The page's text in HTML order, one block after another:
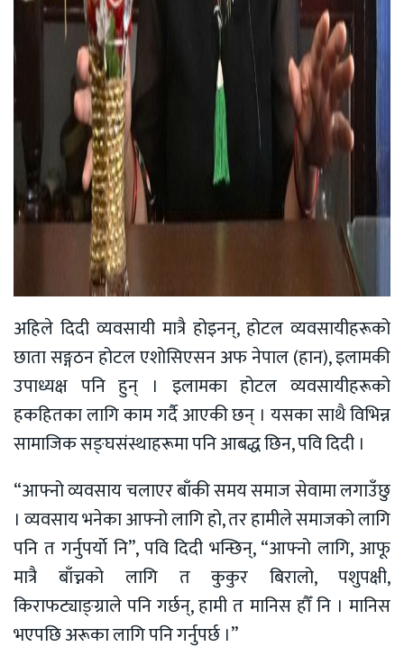
अहिले दिदी व्यवसायी मात्रै होइनन्, होटल व्यवसायीहरूको
छाता सङ्गठन होटल एशोसिएसन अफ नेपाल (हान), इलामकी
उपाध्यक्ष पनि हुन् । इलामका होटल व्यवसायीहरूको
हकहितका लागि काम गर्दै आएकी छन् । यसका साथै विभिन्न
सामाजिक सङ्घसंस्थाहरूमा पनि आबद्ध छिन, पवि दिदी ।
“आफ्नो व्यवसाय चलाएर बाँकी समय समाज सेवामा लगाउँछु
। व्यवसाय भनेका आफ्नो लागि हो, तर हामीले समाजको लागि
पनि त गर्नुपर्याे नि”, पवि दिदी भन्छिन्, “आफ्नो लागि, आफू
मात्रै बाँच्नको लागि त कुकुर बिरालो, पशुपक्षी,
किराफट्याङ्ग्राले पनि गर्छन्, हामी त मानिस हौँ नि । मानिस
भएपछि अरूका लागि पनि गर्नुपर्छ ।”